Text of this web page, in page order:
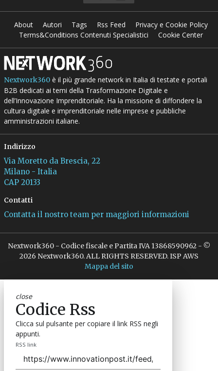
About Autori Tags Rss Feed
Privacy e Cookie Policy
Terms&Conditions Contenuti Specialistici
Cookie Center
Nextwork360è il più grande network in Italia di testate e portali
B2B dedicati ai temi della Trasformazione Digitale e
dell’Innovazione Imprenditoriale. Ha la missione di diffondere la
cultura digitale e imprenditoriale nelle imprese e pubbliche
amministrazioni italiane.
Indirizzo
Via Moretto da Brescia, 22
Milano - Italia
CAP 20133
Contatti
Contatta il nostro team per maggiori informazioni
Nextwork360 - Codice fiscale e Partita IVA 13868590962 - ©
2026 Nextwork360. ALL RIGHTS RESERVED. ISP AWS
Mappa del sito
close
Codice Rss
Clicca sul pulsante per copiare il link RSS negli
appunti.
RSS link